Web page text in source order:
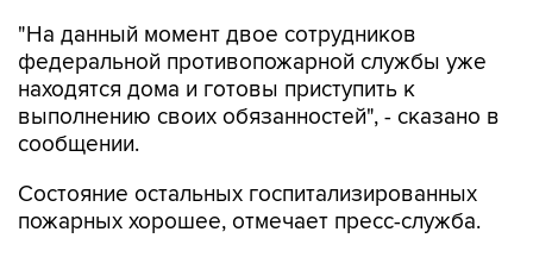
"На данный момент двое сотрудников
федеральной противопожарной службы уже
находятся дома и готовы приступить к
выполнению своих обязанностей", - сказано в
сообщении.
Состояние остальных госпитализированных
пожарных хорошее, отмечает пресс-служба.